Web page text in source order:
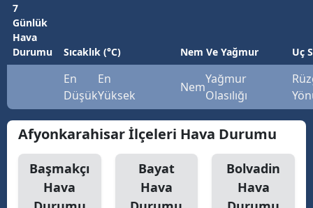
Gümüşhane
Hakkari
Hatay
Isparta
Mersin
7
Günlük
Hava
Durumu
Sıcaklık (°C) Nem Ve Yağmur Uç
En
Düşük
En
Yüksek
Nem
Yağmur
Olasılığı
Afyonkarahisar İlçeleri Hava Durumu
Başmakçı
Hava
Bayat
Hava
Bolvadin
Hava